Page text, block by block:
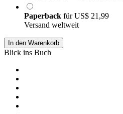
Paperback fürUS$ 21,99
Versand weltweit
In den Warenkorb
Blick ins Buch